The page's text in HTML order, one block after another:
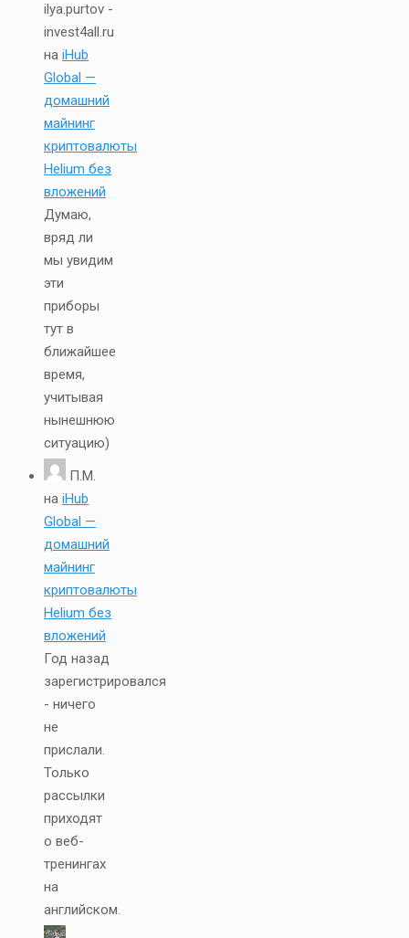
ilya.purtov -
invest4all.ru
на iHub
Global —
домашний
майнинг
криптовалюты
Helium без
вложений
Думаю,
вряд ли
мы увидим
эти
приборы
тут в
ближайшее
время,
учитывая
нынешнюю
ситуацию)
П.М.
на iHub
Global —
домашний
майнинг
криптовалюты
Helium без
вложений
Год назад
зарегистрировался
- ничего
не
прислали.
Только
рассылки
приходят
о веб-
тренингах
на
английском.